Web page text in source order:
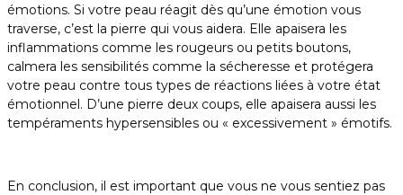
émotions. Si votre peau réagit dès qu’une émotion vous
traverse, c’est la pierre qui vous aidera. Elle apaisera les
inflammations comme les rougeurs ou petits boutons,
calmera les sensibilités comme la sécheresse et protégera
votre peau contre tous types de réactions liées à votre état
émotionnel. D’une pierre deux coups, elle apaisera aussi les
tempéraments hypersensibles ou « excessivement » émotifs.
En conclusion, il est important que vous ne vous sentiez pas